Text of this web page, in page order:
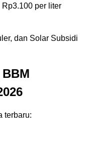
per liter
dan Solar Subsidi
terbaru: